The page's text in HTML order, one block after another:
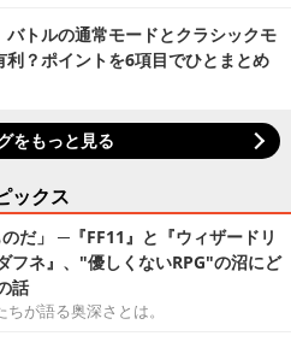
バトルの通常モードとクラシックモ
利？ポイントを6項目でひとまとめ
をもっと見る
ックス
のだ」 ─『FF11』と『ウィザードリ
フネ』、"優しくないRPG"の沼にど
話
が語る奥深さとは。